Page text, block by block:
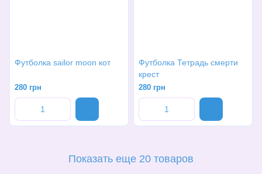
Футболка sailor moon кот
280 грн
Футболка Тетрадь смерти
крест
280 грн
Показать еще 20 товаров